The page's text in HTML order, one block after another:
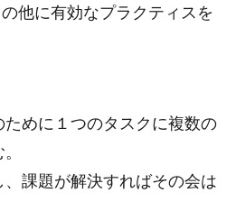
他に有効なプラクティスを
めに１つのタスクに複数の
課題が解決すればその会は